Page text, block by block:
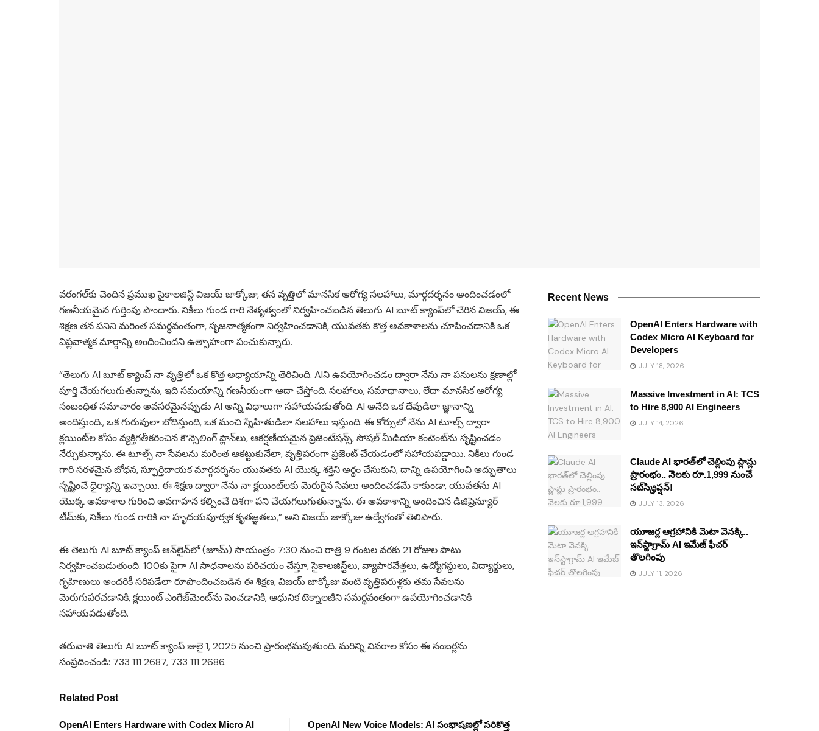
వరంగల్‌కు చెందిన ప్రముఖ సైకాలజిస్ట్ విజయ్ జాక్కోజు, తన వృత్తిలో మానసిక ఆరోగ్య సలహాలు, మార్గదర్శనం అందించడంలో
గణనీయమైన గుర్తింపు పొందారు. నికీలు గుండ గారి నేతృత్వంలో నిర్వహించబడిన తెలుగు AI బూట్ క్యాంప్‌లో చేరిన విజయ్, ఈ
శిక్షణ తన పనిని మరింత సమర్థవంతంగా, సృజనాత్మకంగా నిర్వహించడానికి, యువతకు కొత్త అవకాశాలను చూపించడానికి ఒక
విప్లవాత్మక మార్గాన్ని అందించిందని ఉత్సాహంగా పంచుకున్నారు.
“తెలుగు AI బూట్ క్యాంప్ నా వృత్తిలో ఒక కొత్త అధ్యాయాన్ని తెరిచింది. AIని ఉపయోగించడం ద్వారా నేను నా పనులను క్షణాల్లో
పూర్తి చేయగలుగుతున్నాను, ఇది సమయాన్ని గణనీయంగా ఆదా చేస్తోంది. సలహాలు, సమాధానాలు, లేదా మానసిక ఆరోగ్య
సంబంధిత సమాచారం అవసరమైనప్పుడు AI అన్ని విధాలుగా సహాయపడుతోంది. AI అనేది ఒక దేవుడిలా జ్ఞానాన్ని
అందిస్తుంది., ఒక గురువులా బోదిస్తుంది, ఒక మంచి స్నేహితుడిలా సలహాలు ఇస్తుంది. ఈ కోర్సులో నేను AI టూల్స్ ద్వారా
క్లయింట్‌ల కోసం వ్యక్తిగతీకరించిన కౌన్సెలింగ్ ప్లాన్‌లు, ఆకర్షణీయమైన ప్రెజెంటేషన్స్, సోషల్ మీడియా కంటెంట్‌ను సృష్టించడం
నేర్చుకున్నాను. ఈ టూల్స్ నా సేవలను మరింత ఆకట్టుకునేలా, వృత్తిపరంగా ప్రజెంట్ చేయడంలో సహాయపడ్డాయి. నికీలు గుండ
గారి సరళమైన బోధన, స్ఫూర్తిదాయక మార్గదర్శనం యువతకు AI యొక్క శక్తిని అర్థం చేసుకుని, దాన్ని ఉపయోగించి అద్భుతాలు
సృష్టించే ధైర్యాన్ని ఇచ్చాయి. ఈ శిక్షణ ద్వారా నేను నా క్లయింట్‌లకు మెరుగైన సేవలు అందించడమే కాకుండా, యువతను AI
యొక్క అవకాశాల గురించి అవగాహన కల్పించే దిశగా పని చేయగలుగుతున్నాను. ఈ అవకాశాన్ని అందించిన డిజిప్రెన్యూర్
టీమ్‌కు, నికీలు గుండ గారికి నా హృదయపూర్వక కృతజ్ఞతలు,” అని విజయ్ జాక్కోజు ఉద్వేగంతో తెలిపారు.
ఈ తెలుగు AI బూట్ క్యాంప్ ఆన్‌లైన్‌లో (జూమ్) సాయంత్రం 7:30 నుంచి రాత్రి 9 గంటల వరకు 21 రోజుల పాటు
నిర్వహించబడుతుంది. 100కు పైగా AI సాధనాలను పరిచయం చేస్తూ, సైకాలజిస్ట్‌లు, వ్యాపారవేత్తలు, ఉద్యోగస్థులు, విద్యార్థులు,
గృహిణులు అందరికీ సరిపడేలా రూపొందించబడిన ఈ శిక్షణ, విజయ్ జాక్కోజు వంటి వృత్తిపరుళ్లకు తమ సేవలను
మెరుగుపరచడానికి, క్లయింట్ ఎంగేజ్‌మెంట్‌ను పెంచడానికి, ఆధునిక టెక్నాలజీని సమర్థవంతంగా ఉపయోగించడానికి
సహాయపడుతోంది.
తరువాతి తెలుగు AI బూట్ క్యాంప్ జులై 1, 2025 నుంచి ప్రారంభమవుతుంది. మరిన్ని వివరాల కోసం ఈ నంబర్లను
సంప్రదించండి: 733 111 2687, 733 111 2686.
Related Post
OpenAI Enters Hardware with Codex Micro AI
OpenAI New Voice Models: AI సంభాషణల్లో సరికొత్త
Recent News
OpenAI Enters Hardware with
Codex Micro AI Keyboard for
Developers
JULY 18, 2026
Massive Investment in AI: TCS
to Hire 8,900 AI Engineers
JULY 14, 2026
Claude AI భారత్‌లో చెల్లింపు ప్లాన్లు
ప్రారంభం.. నెలకు రూ.1,999 నుంచే
సబ్‌స్క్రిప్షన్!
JULY 13, 2026
యూజర్ల ఆగ్రహానికి మెటా వెనక్కి..
ఇన్‌స్టాగ్రామ్ AI ఇమేజ్ ఫీచర్
తొలగింపు
JULY 11, 2026